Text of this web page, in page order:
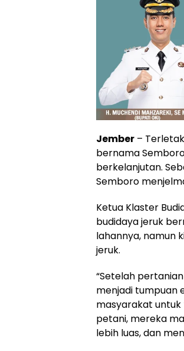
Jember –
bernama
berkelanjutan.
Semboro
Ketua Klaster
budidaya jeruk
lahannya, namun
jeruk.
“Setelah
menjadi tumpuan
masyarakat
petani, mereka
lebih luas, dan